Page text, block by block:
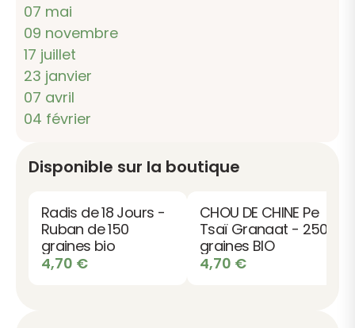
07 mai
09 novembre
17 juillet
23 janvier
07 avril
04 février
Disponible sur la boutique
Radis de 18 Jours -
Ruban de 150
graines bio
4,70 €
CHOU DE CHINE Pe
Tsaï Granaat - 250
graines BIO
4,70 €